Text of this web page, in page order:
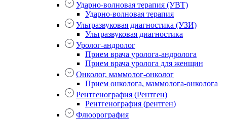
Ударно-волновая терапия (УВТ)
Ударно-волновая терапия
Ультразвуковая диагностика (УЗИ)
Ультразвуковая диагностика
Уролог-андролог
Прием врача уролога-андролога
Прием врача уролога для женщин
Онколог, маммолог-онколог
Прием онколога, маммолога-онколога
Рентгенография (Рентген)
Рентгенография (рентген)
Флюорография